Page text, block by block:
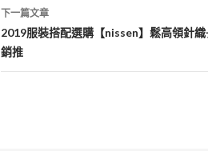
覽
下一篇文章
2019服裝搭配選購【nissen】鬆高領針
銷推